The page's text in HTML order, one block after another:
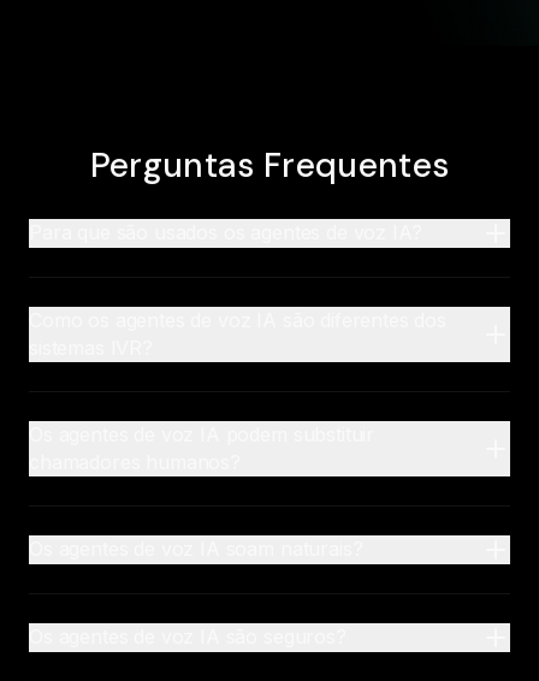
Perguntas Frequentes